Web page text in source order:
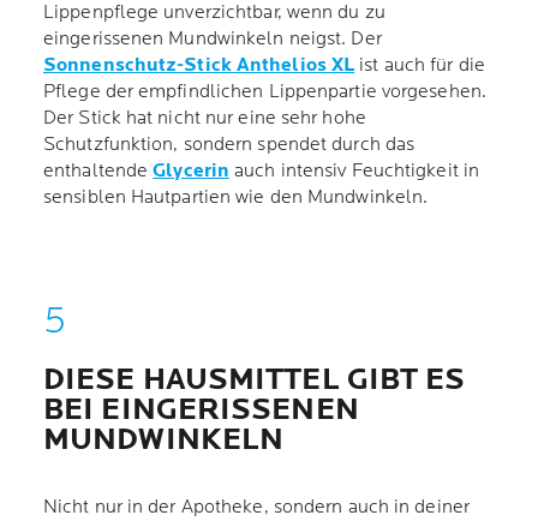
Lippenpflege unverzichtbar, wenn du zu
eingerissenen Mundwinkeln neigst. Der
Sonnenschutz-Stick Anthelios XL ist auch für die
Pflege der empfindlichen Lippenpartie vorgesehen.
Der Stick hat nicht nur eine sehr hohe
Schutzfunktion, sondern spendet durch das
enthaltendeGlycerin auch intensiv Feuchtigkeit in
sensiblen Hautpartien wie den Mundwinkeln.
DIESE HAUSMITTEL GIBT ES
BEI EINGERISSENEN
MUNDWINKELN
Nicht nur in der Apotheke, sondern auch in deiner